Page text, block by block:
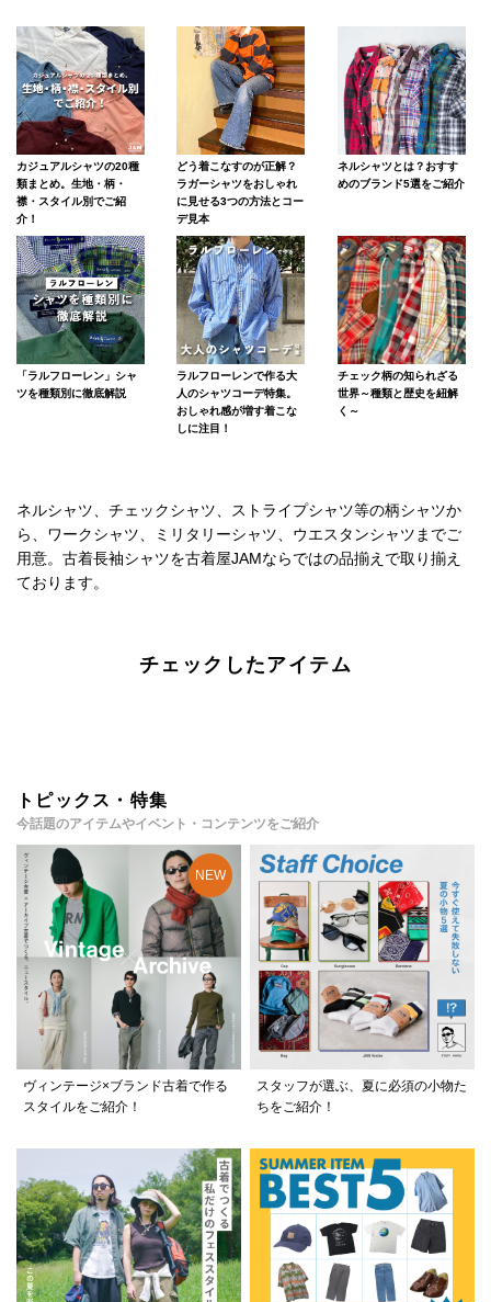
カジュアルシャツの20種
類まとめ。生地・柄・
襟・スタイル別でご紹
介！
どう着こなすのが正解？
ラガーシャツをおしゃれ
に見せる3つの方法とコー
デ見本
ネルシャツとは？おすす
めのブランド5選をご紹介
「ラルフローレン」シャ
ツを種類別に徹底解説
ラルフローレンで作る大
人のシャツコーデ特集。
おしゃれ感が増す着こな
しに注目！
チェック柄の知られざる
世界～種類と歴史を紐解
く～
ネルシャツ、チェックシャツ、ストライプシャツ等の柄シャツか
ら、ワークシャツ、ミリタリーシャツ、ウエスタンシャツまでご
用意。古着長袖シャツを古着屋JAMならではの品揃えで取り揃え
ております。
チェックしたアイテム
トピックス・特集
今話題のアイテムやイベント・コンテンツをご紹介
ヴィンテージ×ブランド古着で作る
スタイルをご紹介！
スタッフが選ぶ、夏に必須の小物た
ちをご紹介！